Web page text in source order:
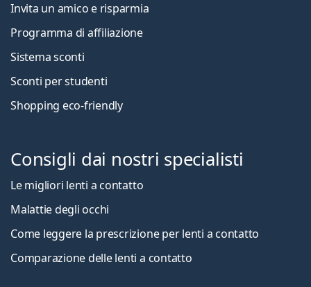
Invita un amico e risparmia
Programma di affiliazione
Sistema sconti
Sconti per studenti
Shopping eco-friendly
Consigli dai nostri specialisti
Le migliori lenti a contatto
Malattie degli occhi
Come leggere la prescrizione per lenti a contatto
Comparazione delle lenti a contatto